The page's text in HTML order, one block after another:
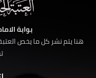
بوابة
هنا يتم نشر كل ما يخص